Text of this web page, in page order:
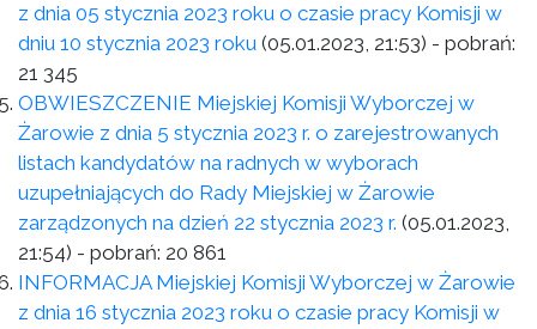
z dnia 05 stycznia 2023 roku o czasie pracy Komisji w
dniu 10 stycznia 2023 roku (05.01.2023, 21:53) - pobrań:
21 345
OBWIESZCZENIE Miejskiej Komisji Wyborczej w
Żarowie z dnia 5 stycznia 2023 r. o zarejestrowanych
listach kandydatów na radnych w wyborach
uzupełniających do Rady Miejskiej w Żarowie
zarządzonych na dzień 22 stycznia 2023 r. (05.01.2023,
21:54) - pobrań: 20 861
INFORMACJA Miejskiej Komisji Wyborczej w Żarowie
z dnia 16 stycznia 2023 roku o czasie pracy Komisji w